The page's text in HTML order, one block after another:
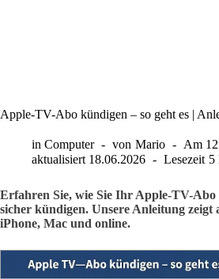
Apple-TV-Abo kündigen – so geht es |
in Computer von Mario Am
aktualisiert 18.06.2026 Lesezeit 5
Erfahren Sie, wie Sie Ihr Apple-TV-Abo
sicher kündigen. Unsere Anleitung zeigt
iPhone, Mac und online.